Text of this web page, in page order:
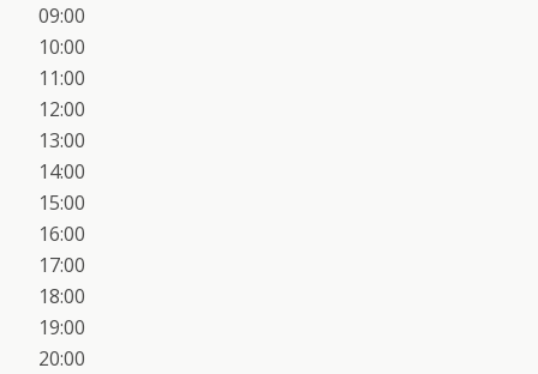
09:00
10:00
11:00
12:00
13:00
14:00
15:00
16:00
17:00
18:00
19:00
20:00